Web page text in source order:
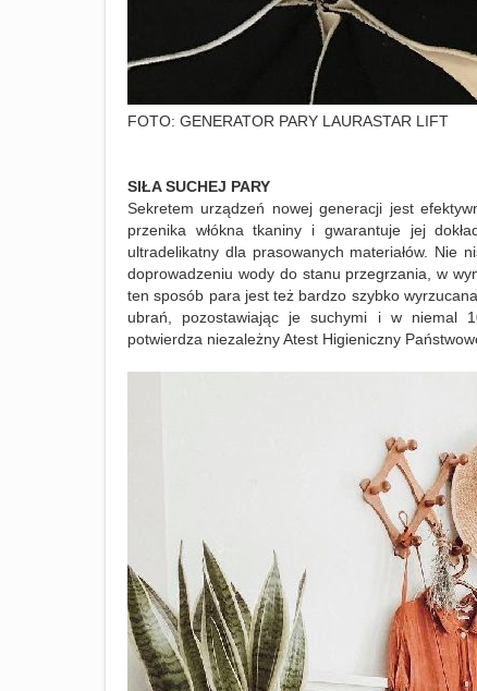
FOTO: GENERATOR PARY LAURASTAR LIFT
SIŁA SUCHEJ PARY
Sekretem urządzeń nowej generacji jest
przenika włókna tkaniny i gwarantuje jej
ultradelikatny dla prasowanych materiałów. Nie
doprowadzeniu wody do stanu przegrzania, w
ten sposób para jest też bardzo szybko
ubrań, pozostawiając je suchymi i w niemal
potwierdza niezależny Atest Higieniczny